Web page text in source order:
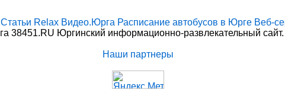
Статьи Relax Видео.Юрга Расписание автобусов в Юрге Веб-
38451.RU Юргинский информационно-развлекательный
Наши партнеры